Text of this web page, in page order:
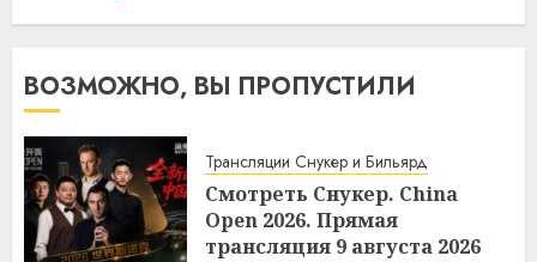
ВОЗМОЖНО, ВЫ ПРОПУСТИЛИ
Трансляции Снукер и Бильярд
Смотреть Снукер. China
Open 2026. Прямая
трансляция 9 августа 2026